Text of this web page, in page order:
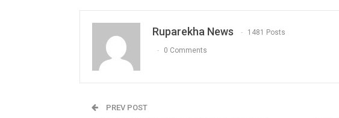
Ruparekha News 1481 Posts
0 Comments
PREV POST